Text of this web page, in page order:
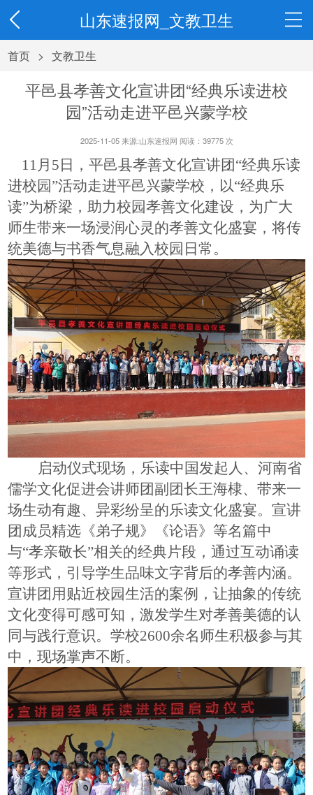
山东速报网_文教卫生
首页 > 文教卫生
平邑县孝善文化宣讲团“经典乐读进校
园”活动走进平邑兴蒙学校
2025-11-05 来源:山东速报网 阅读： 39775 次
11月5日 ，平邑县孝善文化宣讲团 “经典乐读
进校园”活动走进平邑兴蒙学校 ， 以“经典乐
读”为桥梁，助力校园孝善文化建设 ， 为广大
师生带来一场浸润心灵的孝善文化盛宴，将传
统美德与书香气息融入校园日常。
启动仪式现场，乐读中国发起人、河南省
儒学文化促进会讲师团副团长王海棣、带来一
场生动有趣、异彩纷呈的乐读文化盛宴。宣讲
团成员精选《弟子规》《论语》 等名篇中
与“孝亲敬长”相关的经典片段，通过互动诵读
等形式，引导学生品味文字背后的孝善内涵。
宣讲团用贴近校园生活的案例，让抽象的传统
文化变得可感可知，激发学生对孝善美德的认
同与践行意识。学校2600余名 师生积极参与其
中，现场掌声不断。